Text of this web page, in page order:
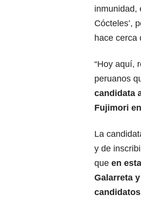
inmunidad,
Cócteles’,
hace cerca
“Hoy aquí,
peruanos
candidata
Fujimori
La
y de
que en
Galarreta